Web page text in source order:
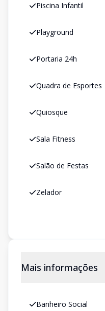
Piscina Infantil
Playground
Portaria 24h
Quadra de Esportes
Quiosque
Sala Fitness
Salão de Festas
Zelador
Mais informações
Banheiro Social